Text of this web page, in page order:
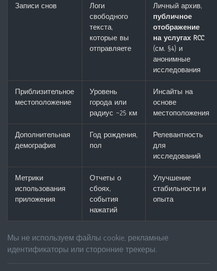
Записи снов
Логи
свободного
текста,
которые вы
отправляете
Личный архив,
публичное
отображение
на услугах RCC
(см. §4) и
анонимные
исследования
Приблизительное
местоположение
Уровень
города или
радиус ~25 км
Инсайты на
основе
местоположения
Дополнительная
демография
Год рождения,
пол
Релевантность
для
исследований
Метрики
использования
приложения
Отчеты о
сбоях,
события
нажатий
Улучшение
стабильности и
опыта
Мы не используем файлы cookie, рекламные
идентификаторы или сторонние трекеры.